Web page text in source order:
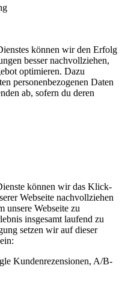
können wir den Erfolg
besser nachvollziehen,
optimieren. Dazu
personenbezogenen Daten
ab, sofern du deren
können wir das Klick-
Webseite nachvollziehen
unsere Webseite zu
insgesamt laufend zu
setzen wir auf dieser
Kundenrezensionen, A/B-